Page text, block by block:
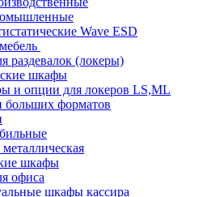
Wave ESD
раздевалок (локеры)
шкафы
и опции для локеров LS,ML
больших форматов
шкафы
офиса
шкафы кассира